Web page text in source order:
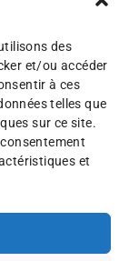
des
et/ou accéder
à ces
telles que
sur ce site.
et